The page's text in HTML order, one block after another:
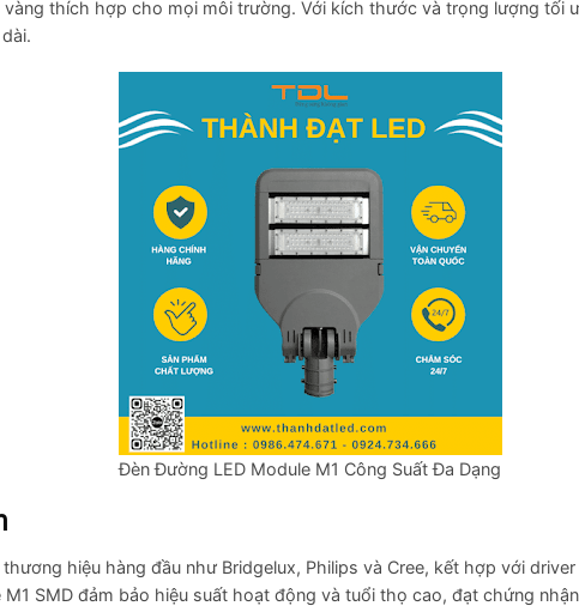
thích hợp cho mọi môi trường. Với kích thước và trọng lượng tối
Đèn Đường LED Module M1 Công Suất Đa Dạng
hiệu hàng đầu như Bridgelux, Philips và Cree, kết hợp với
M1 SMD đảm bảo hiệu suất hoạt động và tuổi thọ cao, đạt chứng